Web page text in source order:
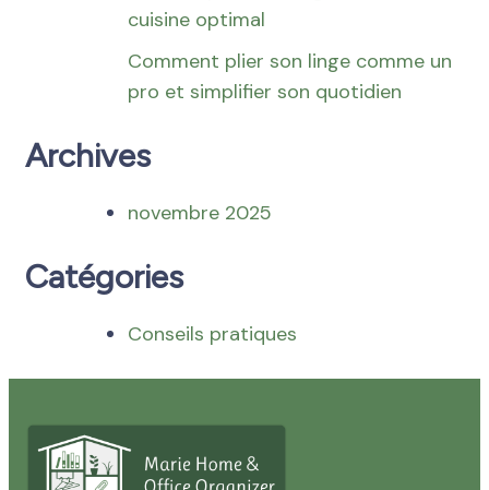
cuisine optimal
Comment plier son linge comme un
pro et simplifier son quotidien
Archives
novembre 2025
Catégories
Conseils pratiques